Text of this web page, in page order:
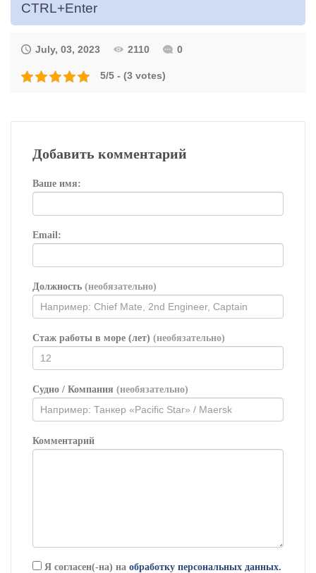
CTRL+Enter
July, 03, 2023 2110 0
5/5 - (3 votes)
Добавить комментарий
Ваше имя:
Email:
Должность (необязательно)
Стаж работы в море (лет) (необязательно)
Судно / Компания (необязательно)
Комментарий
Я согласен(-на) на обработку персональных данных.